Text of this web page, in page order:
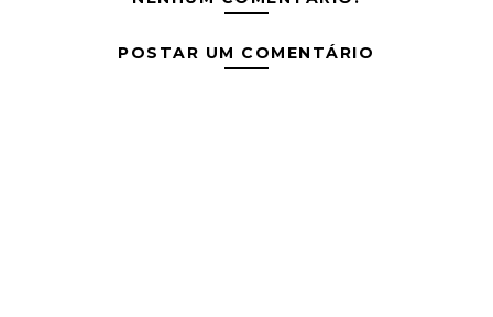
POSTAR UM COMENTÁRIO